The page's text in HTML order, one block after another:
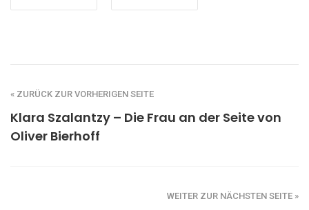
« ZURÜCK ZUR VORHERIGEN SEITE
Klara Szalantzy – Die Frau an der Seite von
Oliver Bierhoff
WEITER ZUR NÄCHSTEN SEITE »